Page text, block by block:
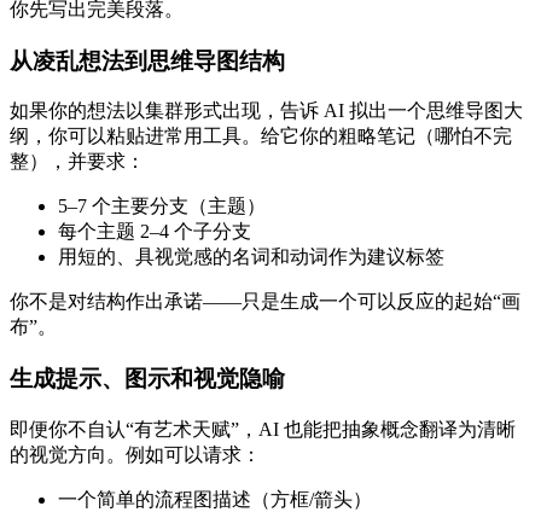
你先写出完美段落。
从凌乱想法到思维导图结构
如果你的想法以集群形式出现，告诉 AI 拟出一个思维导图大
纲，你可以粘贴进常用工具。给它你的粗略笔记（哪怕不完
整），并要求：
5–7 个主要分支（主题）
每个主题 2–4 个子分支
用短的、具视觉感的名词和动词作为建议标签
你不是对结构作出承诺——只是生成一个可以反应的起始“画
布”。
生成提示、图示和视觉隐喻
即便你不自认“有艺术天赋”，AI 也能把抽象概念翻译为清晰
的视觉方向。例如可以请求：
一个简单的流程图描述（方框/箭头）